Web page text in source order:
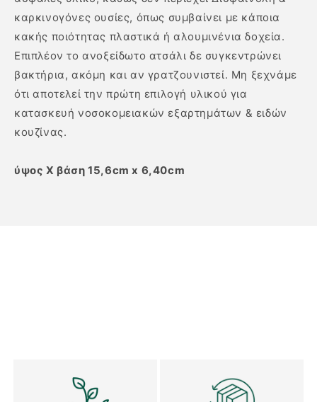
καρκινογόνες ουσίες, όπως συμβαίνει με κάποια
κακής ποιότητας πλαστικά ή αλουμινένια δοχεία.
Επιπλέον το ανοξείδωτο ατσάλι δε συγκεντρώνει
βακτήρια, ακόμη και αν γρατζουνιστεί. Μη ξεχνάμε
ότι αποτελεί την πρώτη επιλογή υλικού για
κατασκευή νοσοκομειακών εξαρτημάτων & ειδών
κουζίνας.
ύψος Χ βάση 15,6cm x 6,40cm